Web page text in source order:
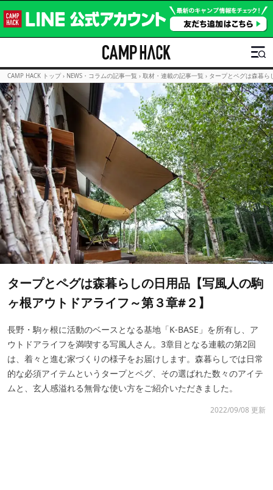
CAMP HACK トップ › NEWS・コラムの記事一覧 › 取材・連載の記事一覧 › タープとペグは森暮ら
タープとペグは森暮らしの日用品【写風人の駒
ヶ根アウトドアライフ～第３章#２】
長野・駒ヶ根に活動のベースとなる基地「K-BASE」を所有し、ア
ウトドアライフを満喫する写風人さん。3章目となる連載の第2回
は、着々と進む家づくりの様子をお届けします。森暮らしでは日常
的な必須アイテムというタープとペグ、その選ばれた数々のアイテ
ムと、玄人感溢れる無骨な使い方をご紹介いただきました。
2022/09/08 更新